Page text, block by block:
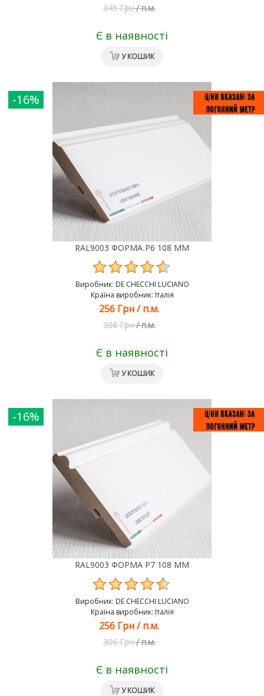
345 Грн /п.м.
Є в наявності
У КОШИК
RAL9003 ФОРМА Р6 108 ММ
Виробник: DE CHEСCHI LUCIANO
Країна виробник: Італія
-16%
256 Грн/п.м.
306 Грн /п.м.
Є в наявності
У КОШИК
RAL9003 ФОРМА Р7 108 ММ
Виробник: DE CHEСCHI LUCIANO
Країна виробник: Італія
-16%
256 Грн/п.м.
306 Грн /п.м.
Є в наявності
У КОШИК